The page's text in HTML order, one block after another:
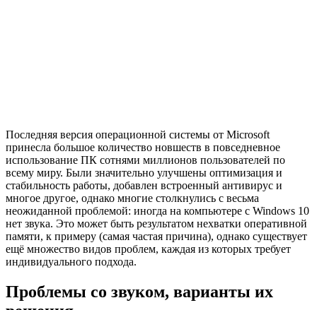
Последняя версия операционной системы от Microsoft
принесла большое количество новшеств в повседневное
использование ПК сотнями миллионов пользователей по
всему миру. Были значительно улучшены оптимизация и
стабильность работы, добавлен встроенный антивирус и
многое другое, однако многие столкнулись с весьма
неожиданной проблемой: иногда на компьютере с Windows 10
нет звука. Это может быть результатом нехватки оперативной
памяти, к примеру (самая частая причина), однако существует
ещё множество видов проблем, каждая из которых требует
индивидуального подхода.
Проблемы со звуком, варианты их